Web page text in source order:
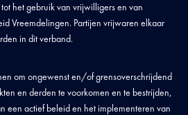
het gebruik van vrijwilligers en van
Vreemdelingen. Partijen vrijwaren elkaar
in dit verband.
om ongewenst en/of grensoverschrijdend
en derden te voorkomen en te bestrijden,
een actief beleid en het implementeren van